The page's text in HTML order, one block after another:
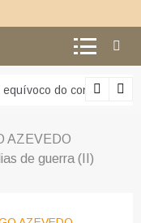
do conflito
AZEVEDO
de guerra (II)